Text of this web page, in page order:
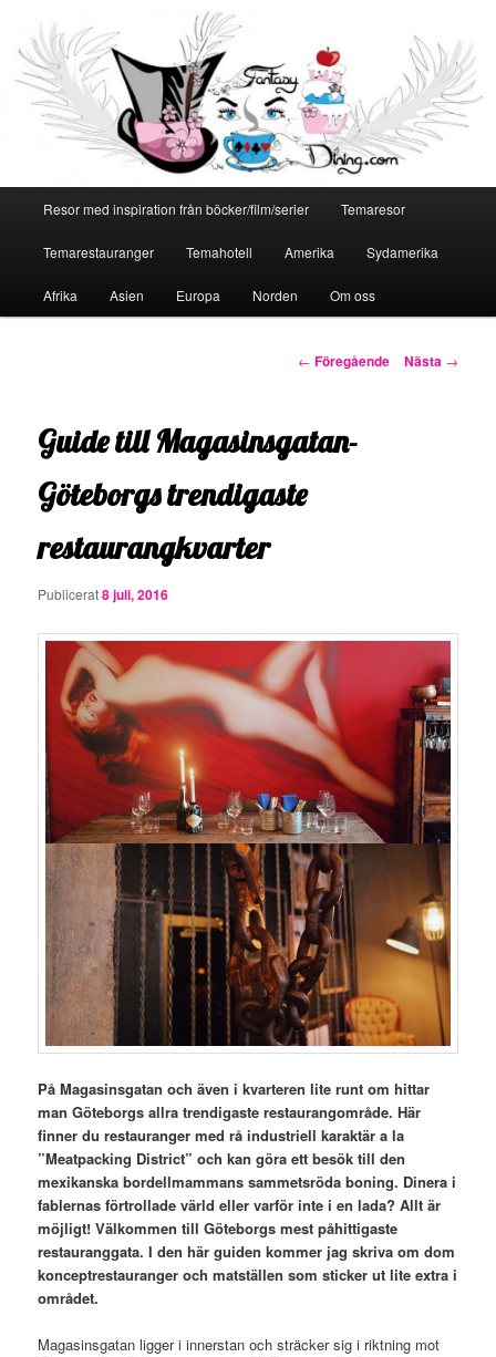
Hoppa
till
primärt
Resor med inspiration från böcker/film/serier Temaresor
Temarestauranger Temahotell Amerika Sydamerika
Afrika Asien Europa Norden Om oss
Inläggsnavigering
← Föregående Nästa →
Guide till Magasinsgatan-
Göteborgs trendigaste
restaurangkvarter
Publicerat8 juli, 2016
På Magasinsgatan och även i kvarteren lite runt om hittar
man Göteborgs allra trendigaste restaurangområde. Här
finner du restauranger med rå industriell karaktär a la
”Meatpacking District” och kan göra ett besök till den
mexikanska bordellmammans sammetsröda boning. Dinera i
fablernas förtrollade värld eller varför inte i en lada? Allt är
möjligt! Välkommen till Göteborgs mest påhittigaste
restauranggata. I den här guiden kommer jag skriva om dom
konceptrestauranger och matställen som sticker ut lite extra i
området.
Magasinsgatan ligger i innerstan och sträcker sig i riktning mot